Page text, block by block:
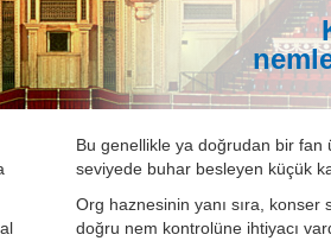
Bu genellikle ya doğrudan bir
seviyede buhar besleyen küçük
Org haznesinin yanı sıra, konser
doğru nem kontrolüne ihtiyacı